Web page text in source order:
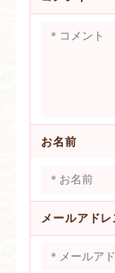
お名前
メールアドレ